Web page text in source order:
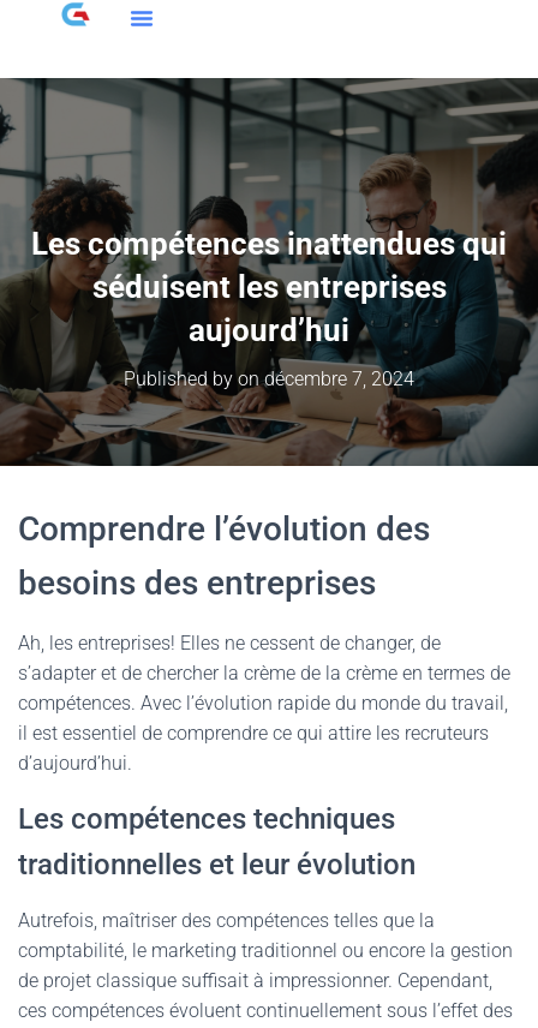
Les compétences inattendues qui
séduisent les entreprises
aujourd’hui
Published byondécembre 7, 2024
Comprendre l’évolution des
besoins des entreprises
Ah, les entreprises! Elles ne cessent de changer, de
s’adapter et de chercher la crème de la crème en termes de
compétences. Avec l’évolution rapide du monde du travail,
il est essentiel de comprendre ce qui attire les recruteurs
d’aujourd’hui.
Les compétences techniques
traditionnelles et leur évolution
Autrefois, maîtriser des compétences telles que la
comptabilité, le marketing traditionnel ou encore la gestion
de projet classique suffisait à impressionner. Cependant,
ces compétences évoluent continuellement sous l’effet des